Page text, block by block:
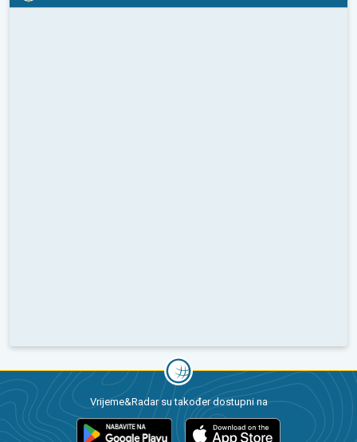
Vrijeme&Radar su također dostupni na